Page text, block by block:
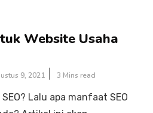
Website Usaha
9, 2021 3 Mins read
Lalu apa manfaat SEO